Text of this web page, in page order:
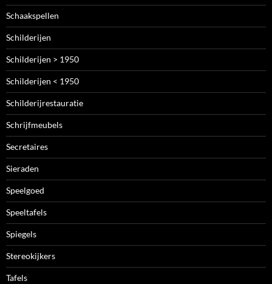
Schaakspellen
Schilderijen
Schilderijen > 1950
Schilderijen < 1950
Schilderijrestauratie
Schrijfmeubels
Secretaires
Sieraden
Speelgoed
Speeltafels
Spiegels
Stereokijkers
Tafels